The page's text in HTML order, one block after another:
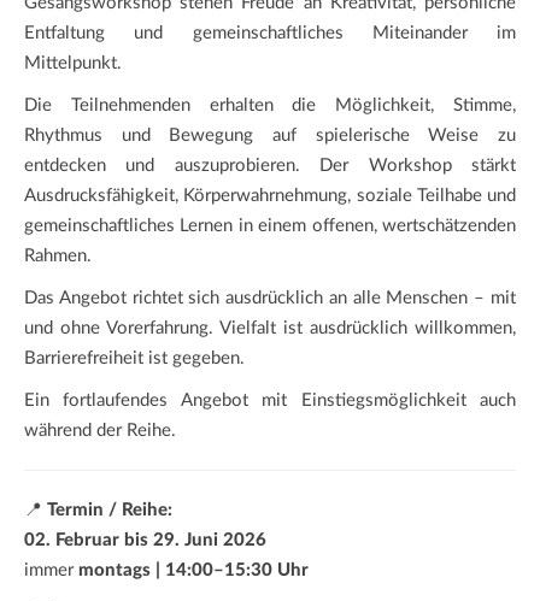
Entfaltung und gemeinschaftliches Miteinander im
Mittelpunkt.
Die Teilnehmenden erhalten die Möglichkeit, Stimme,
Rhythmus und Bewegung auf spielerische Weise zu
entdecken und auszuprobieren. Der Workshop stärkt
Ausdrucksfähigkeit, Körperwahrnehmung, soziale Teilhabe und
gemeinschaftliches Lernen in einem offenen, wertschätzenden
Rahmen.
Das Angebot richtet sich ausdrücklich an alle Menschen – mit
und ohne Vorerfahrung. Vielfalt ist ausdrücklich willkommen,
Barrierefreiheit ist gegeben.
Ein fortlaufendes Angebot mit Einstiegsmöglichkeit auch
während der Reihe.
📍 Termin / Reihe:
02. Februar bis 29. Juni 2026
immer montags | 14:00–15:30 Uhr